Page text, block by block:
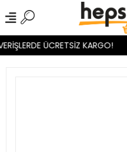
ÜCRETSİZ KARGO!